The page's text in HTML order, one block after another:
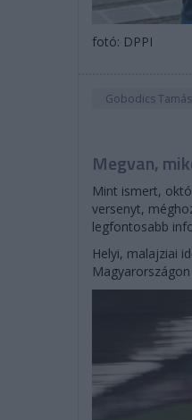
fotó: DPPI
Gobodics Tamás
Megvan,
Mint ismert,
versenyt,
legfontosabb
Helyi, malajziai